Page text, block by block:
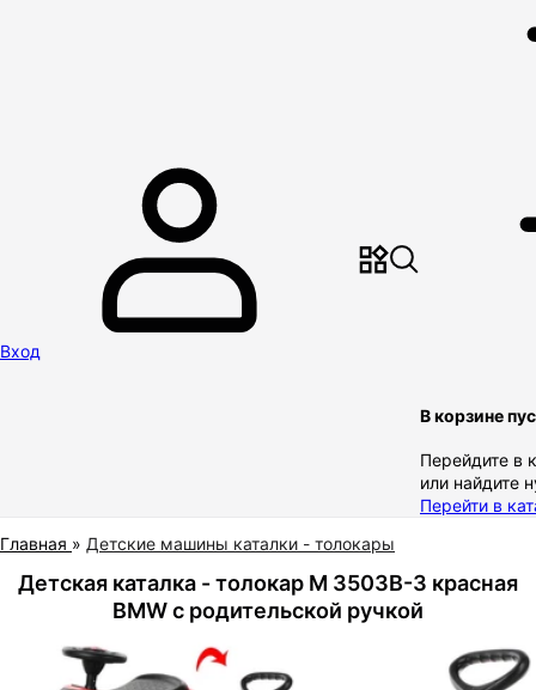
Вход
В корзине
Перейдите в
или найдите
Перейти в
Главная » Детские машины каталки - толокары
Детская каталка - толокар M 3503B-3 красная
BMW с родительской ручкой